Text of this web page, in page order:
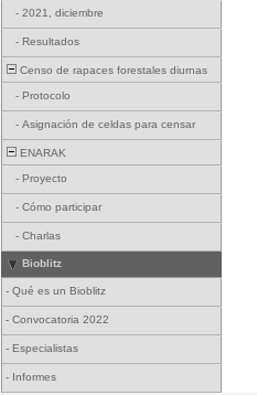
- 2021, diciembre
- Resultados
Censo de rapaces forestales diurnas
- Protocolo
- Asignación de celdas para censar
ENARAK
- Proyecto
- Cómo participar
- Charlas
Bioblitz
- Qué es un Bioblitz
- Convocatoria 2022
- Especialistas
- Informes